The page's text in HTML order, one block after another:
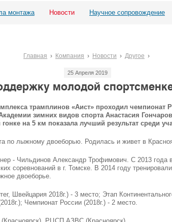
монтажа Новости Научное сопровождение
Главная Компания Новости Другое
25 Апреля 2019
молодой
трамплинов «Аист» проходил
зимних видов спорта Анастасия
на 5 км показала лучший результат среди
по лыжному двоеборью. Родилась и живет в
- Чильдинов Александр Трофимович. С 2013 года
соревнований в г. Томске. В 2014 году
двоеборье.
Швейцария 2018г.) - 3 место; Этап
Чемпионат России (2018г.) - 2 место.